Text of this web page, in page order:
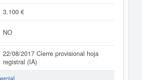
3.100 €
NO
22/08/2017 Cierre provisional hoja
registral (IA)